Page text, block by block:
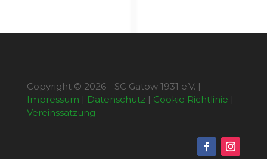
Copyright © 2026 - SC Gatow 1931 e.V. |
Impressum | Datenschutz| Cookie Richtlinie |
Vereinssatzung